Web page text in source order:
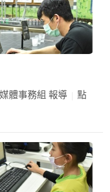
體事務組 報導
點